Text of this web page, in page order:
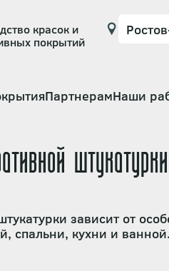
красок и
покрытий
ПартнерамНаши
зависит от
спальни, кухни и ванной.